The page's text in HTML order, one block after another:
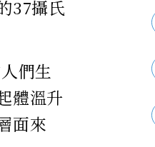
37攝氏
們生
體溫升
面來